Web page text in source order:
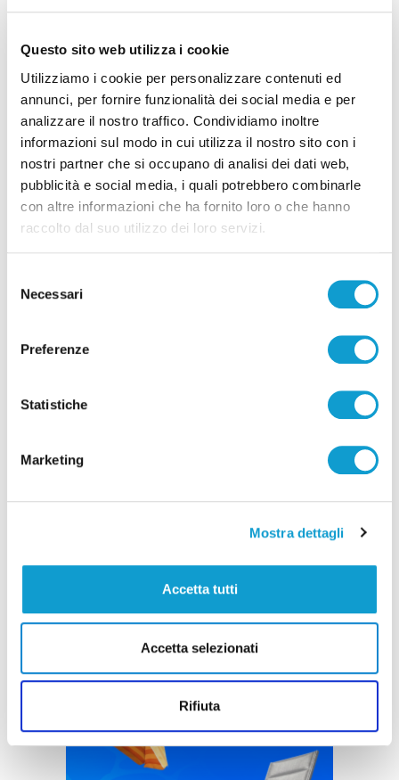
Questo sito web utilizza i cookie
Utilizziamo i cookie per personalizzare contenuti ed
annunci, per fornire funzionalità dei social media e per
analizzare il nostro traffico. Condividiamo inoltre
informazioni sul modo in cui utilizza il nostro sito con i
nostri partner che si occupano di analisi dei dati web,
pubblicità e social media, i quali potrebbero combinarle
con altre informazioni che ha fornito loro o che hanno
raccolto dal suo utilizzo dei loro servizi.
delNecessari
Preferenze
Statistiche
Marketing
Mostra dettagli
Accetta tutti
Accetta selezionati
Rifiuta
Coppa Italia Serie C - Biglietti ancora bloccati
per il derby tra Pescara e Samb: decide il
Comitato sicurezza
di Pierluigi Dorotei